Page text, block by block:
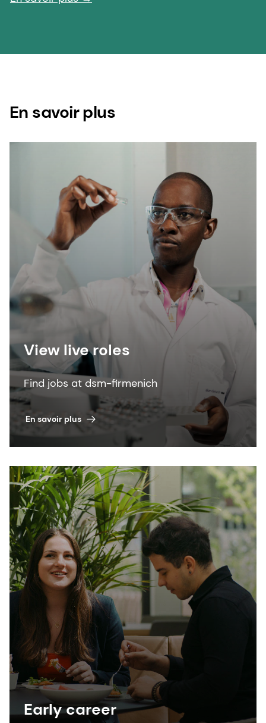
En savoir plus
View live roles
Find jobs at dsm-firmenich
En savoir plus
Early career